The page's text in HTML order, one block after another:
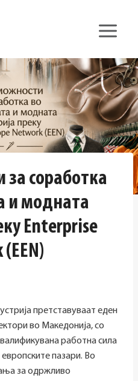
соработка
и модната
Enterprise
претставуваат еден
во Македонија, со
работна сила
пазари. Во
за одржливо